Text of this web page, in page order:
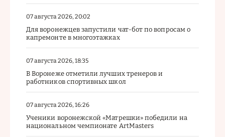
07 августа 2026, 20:02
Для воронежцев запустили чат-бот по вопросам о
капремонте в многоэтажках
07 августа 2026, 18:35
В Воронеже отметили лучших тренеров и
работников спортивных школ
07 августа 2026, 16:26
Ученики воронежской «Матрешки» победили на
национальном чемпионате ArtMasters